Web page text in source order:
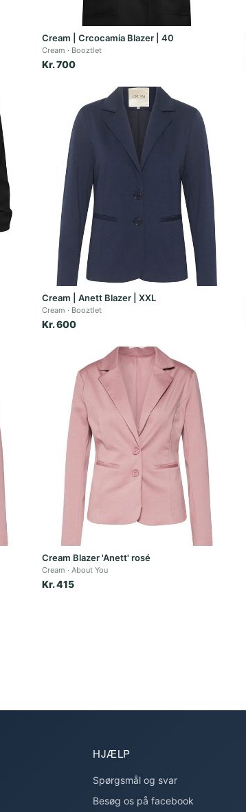
Cream | Crcocamia Blazer | 40
Cream Booztlet
Kr. 700
Cream | Anett Blazer | XXL
Cream Booztlet
Kr. 600
Cream Blazer 'Anett' rosé
Cream About You
Kr. 415
HJÆLP
Spørgsmål og svar
Besøg os på facebook